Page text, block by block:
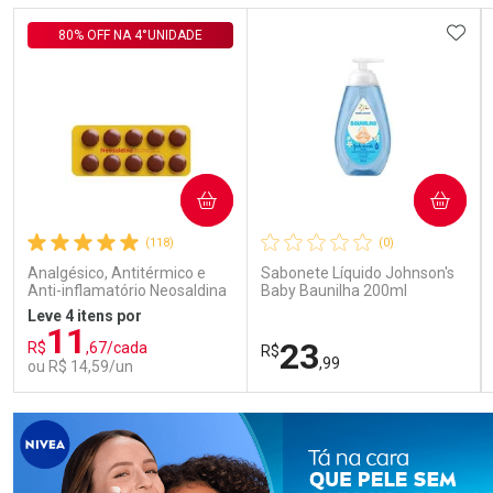
Comprar sem Desconto
Por R$ 92,19/cada
Comprar sem Desconto
Por R$ 92,19/cada
Comprar sem Desconto
Comprar sem Desconto
(118)
Analgésico, Antitérmico e
Anti-inflamatório Neosaldina
30mg + 300mg + 30mg 10
Drágeas
80% OFF NA 4°UNIDADE
Leve 4 itens por
R$11 ,67/cada
ou R$ 14,59/un
COMPRAR
FECHAR
Laboratório
FECHAR
Por Menos
(0)
Sabonete Líquido Johnson's
Baby Baunilha 200ml
R$23,99
COMPRAR
Laboratório
Por Menos